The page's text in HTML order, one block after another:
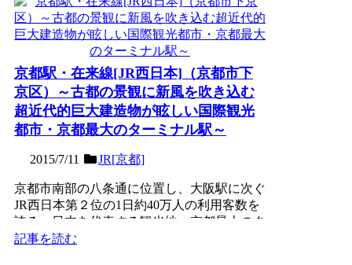
京都駅・在来線[JR西日本]（京都市下
京区）～古都の景観に新風を吹き込む
超近代的巨大建造物が眩しい国際観光
都市・京都最大のターミナル駅～
2015/7/11 JR[京都]
京都市南部の八条通に位置し、大阪駅に次ぐ
JR西日本第２位の1日約40万人の利用客数を
誇る、日本を代表する観光地・京都最大のタ
ーミナル。在来線...
記事を読む